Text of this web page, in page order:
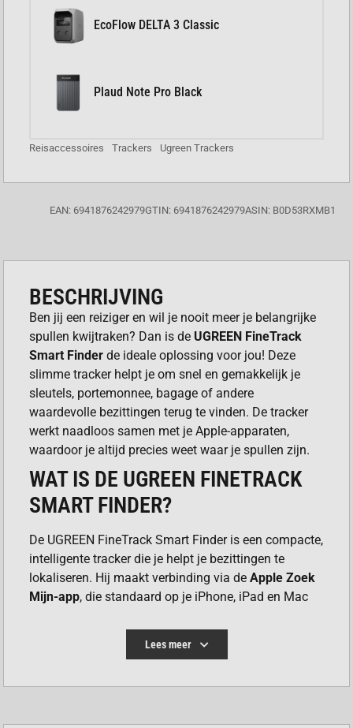
EcoFlow DELTA 3 Classic
Plaud Note Pro Black
Reisaccessoires Trackers Ugreen Trackers
EAN: 6941876242979GTIN: 6941876242979ASIN: B0D53RXMB1
BESCHRIJVING
Ben jij een reiziger en wil je nooit meer je belangrijke
spullen kwijtraken? Dan is de UGREEN FineTrack
Smart Finder de ideale oplossing voor jou! Deze
slimme tracker helpt je om snel en gemakkelijk je
sleutels, portemonnee, bagage of andere
waardevolle bezittingen terug te vinden. De tracker
werkt naadloos samen met je Apple-apparaten,
waardoor je altijd precies weet waar je spullen zijn.
WAT IS DE UGREEN FINETRACK
SMART FINDER?
De UGREEN FineTrack Smart Finder is een compacte,
intelligente tracker die je helpt je bezittingen te
lokaliseren. Hij maakt verbinding via deApple Zoek
Mijn-app, die standaard op je iPhone, iPad en Mac
de tracker en koppelt hem eenvoudig aan je Apple-
apparaat. Zodra de verbinding is gemaakt, kan de
een waarschuwingssignaal activeren of
Lees meer